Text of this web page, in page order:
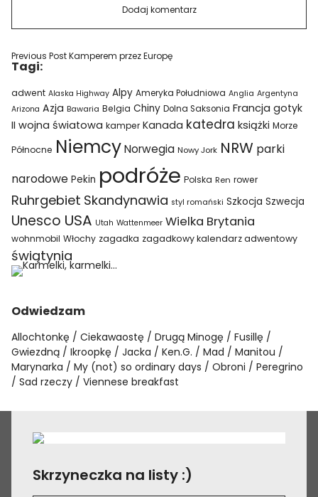
Previous PostKamperem przez Europę
Tagi:
adwent Alaska Highway Alpy Ameryka Południowa Anglia Argentyna
Arizona Azja Bawaria Belgia Chiny Dolna Saksonia Francja gotyk
II wojna światowa kamper Kanada katedra książki Morze
Północne Niemcy Norwegia Nowy Jork NRW parki
narodowe Pekin podróże Polska Ren rower
Ruhrgebiet Skandynawia styl romański Szkocja Szwecja
Unesco USA Utah Wattenmeer Wielka Brytania
wohnmobil Włochy zagadka zagadkowy kalendarz adwentowy
świątynia
Odwiedzam
Allochtonkę Ciekawaostę Drugą Minogę
Fusillę
Gwiezdną
Ikroopkę Jacka Ken.G. Mad
Manitou
Marynarka
My (not) so ordinary days Obroni
Peregrino
Sad rzeczy
Viennese breakfast
Skrzyneczka na listy :)